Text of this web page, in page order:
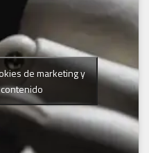
de marketing y